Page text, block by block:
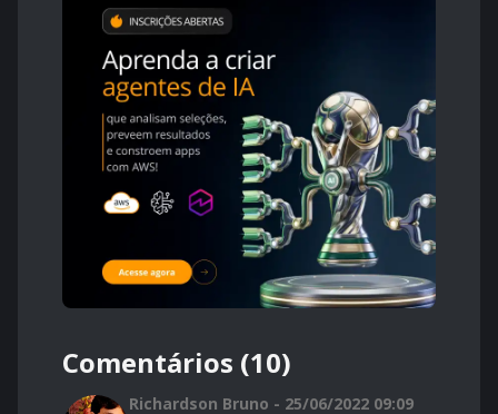
Comentários (10)
Richardson Bruno - 25/06/2022 09:09